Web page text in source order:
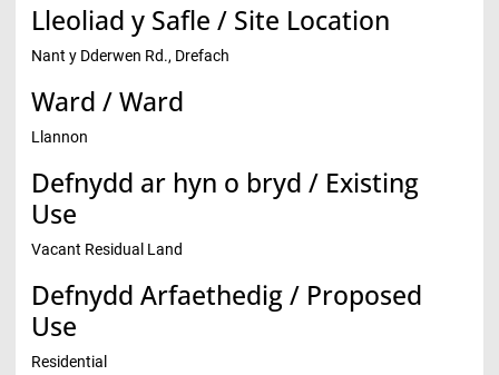
Lleoliad y Safle / Site Location
Nant y Dderwen Rd., Drefach
Ward / Ward
Llannon
Defnydd ar hyn o bryd / Existing
Use
Vacant Residual Land
Defnydd Arfaethedig / Proposed
Use
Residential